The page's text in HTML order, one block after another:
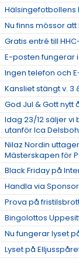
Hälsingefotbollens
Nu finns mössor
Gratis entré till
E-posten fungerar
Ingen telefon och
Kansliet stängt v. 3
God Jul & Gott nytt
Idag 23/12 säljer
utanför Ica
Nilaz Nordin
Mästerskapen för
Black Friday på
Handla via
Prova på
Bingolottos
Nu fungerar lyset
Lyset på